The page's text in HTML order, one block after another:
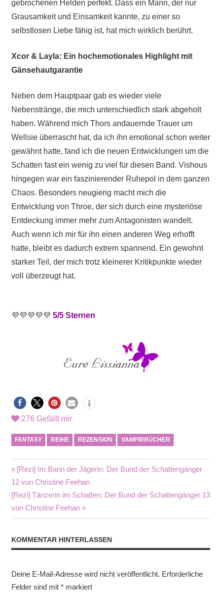
gebrochenen Helden perfekt. Dass ein Mann, der nur
Grausamkeit und Einsamkeit kannte, zu einer so
selbstlosen Liebe fähig ist, hat mich wirklich berührt.
Xcor & Layla: Ein hochemotionales Highlight mit
Gänsehautgarantie
Neben dem Hauptpaar gab es wieder viele
Nebenstränge, die mich unterschiedlich stark abgeholt
haben. Während mich Thors andauernde Trauer um
Wellsie überrascht hat, da ich ihn emotional schon weiter
gewähnt hatte, fand ich die neuen Entwicklungen um die
Schatten fast ein wenig zu viel für diesen Band. Vishous
hingegen war ein faszinierender Ruhepol in dem ganzen
Chaos. Besonders neugierig macht mich die
Entwicklung von Throe, der sich durch eine mysteriöse
Entdeckung immer mehr zum Antagonisten wandelt.
Auch wenn ich mir für ihn einen anderen Weg erhofft
hatte, bleibt es dadurch extrem spannend. Ein gewohnt
starker Teil, der mich trotz kleinerer Kritikpunkte wieder
voll überzeugt hat.
💜💜💜💜💜 5/5 Sternen
276 Gefällt mir
FANTASY REIHE REZENSION VAMPIRBÜCHER
Beitragsnavigation
Vorheriger
Beitrag:
[Rezi] Im Bann der Jägerin: Der Bund der Schattengänger
12 von Christine Feehan
Nächster
Beitrag:
[Rezi] Tänzerin im Schatten: Der Bund der Schattengänger 13
von Christine Feehan
KOMMENTAR HINTERLASSEN
Deine E-Mail-Adresse wird nicht veröffentlicht. Erforderliche
Felder sind mit *markiert